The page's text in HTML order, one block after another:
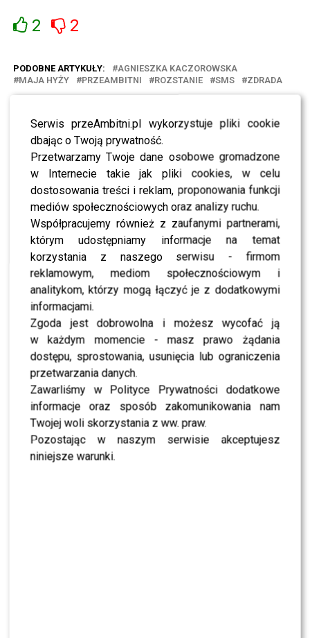
Serwis przeAmbitni.pl wykorzystuje pliki cookie
dbając o Twoją prywatność.
Przetwarzamy Twoje dane osobowe gromadzone
w Internecie takie jak pliki cookies, w celu
dostosowania treści i reklam, proponowania funkcji
mediów społecznościowych oraz analizy ruchu.
Współpracujemy również z zaufanymi partnerami,
którym udostępniamy informacje na temat
korzystania z naszego serwisu - firmom
reklamowym, mediom społecznościowym i
analitykom, którzy mogą łączyć je z dodatkowymi
informacjami.
Zgoda jest dobrowolna i możesz wycofać ją
w każdym momencie - masz prawo żądania
dostępu, sprostowania, usunięcia lub ograniczenia
przetwarzania danych.
Zawarliśmy w Polityce Prywatności dodatkowe
informacje oraz sposób zakomunikowania nam
Twojej woli skorzystania z ww. praw.
Pozostając w naszym serwisie akceptujesz
niniejsze warunki.
2 2
PODOBNE ARTYKUŁY:
AGNIESZKA KACZOROWSKA
MAJA HYŻY
PRZEAMBITNI ROZSTANIE SMS ZDRADA
Małgorzata Rozenek OSTRO o kandydatach na
Prezydenta i STRACHU o wynik: Trzaskowski KONTRA
Nawrocki vel Mentzen
WYBRANE DLA CIEBIE
Sylwia Bomba wydała NOWE oświadczenie po
rozstaniu z Collinsem. Zaskoczeni?
jego brat. Padł apel do mediów
Sylwia Bomba i Grzegorz Collins potwierdzają
ROZSTANIE. Jest oficjalny komunikat